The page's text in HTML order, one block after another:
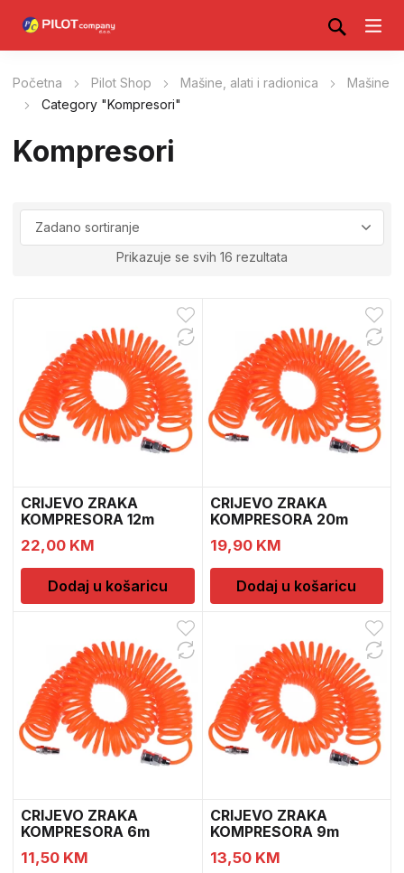
Početna Pilot Shop Mašine, alati i radionica
Mašine
Category "Kompresori"
Kompresori
Prikazuje se svih 16 rezultata
CRIJEVO ZRAKA
KOMPRESORA 12m
22,00 KM
Dodaj u košaricu
CRIJEVO ZRAKA
KOMPRESORA 20m
19,90 KM
Dodaj u košaricu
CRIJEVO ZRAKA
KOMPRESORA 6m
11,50 KM
CRIJEVO ZRAKA
KOMPRESORA 9m
13,50 KM